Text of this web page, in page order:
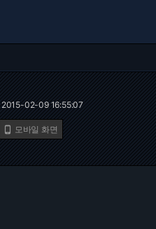
2015-02-09 16:55:07
 모바일 화면